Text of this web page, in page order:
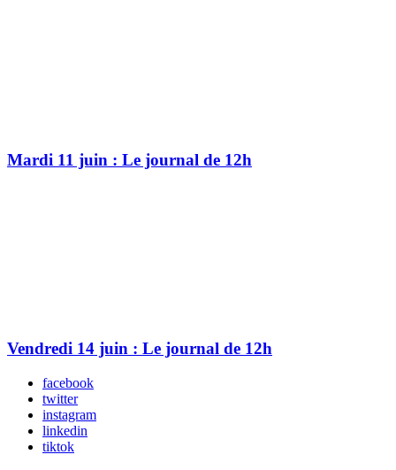
Mardi 11 juin : Le journal de 12h
Vendredi 14 juin : Le journal de 12h
facebook
twitter
instagram
linkedin
tiktok